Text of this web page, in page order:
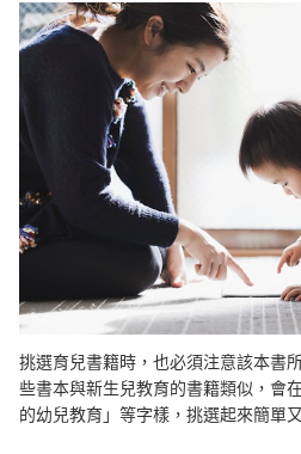
挑選育兒書籍時，也必須注意該本書
些書本與新生兒教育的書籍類似，會
的幼兒教育」等字樣，挑選起來簡單